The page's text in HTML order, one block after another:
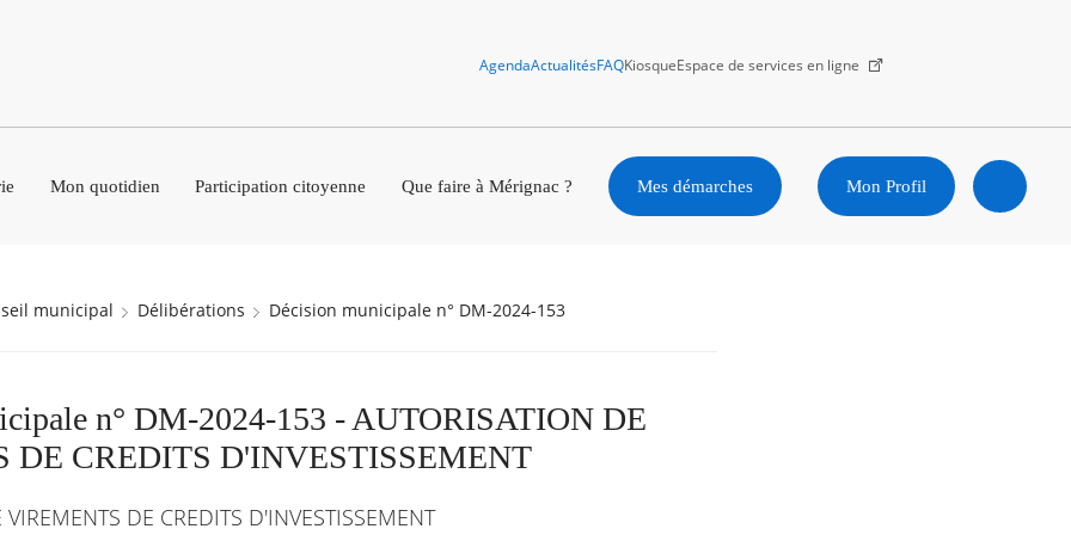
AgendaActualitésFAQKiosqueEspace de services en ligne
Mon quotidien Participation citoyenne Que faire à Mérignac ? Mes démarches Mon Profil
municipal Délibérations Décision municipale n° DM-2024-153
n° DM-2024-153 - AUTORISATION DE
DE CREDITS D'INVESTISSEMENT
DE CREDITS D'INVESTISSEMENT